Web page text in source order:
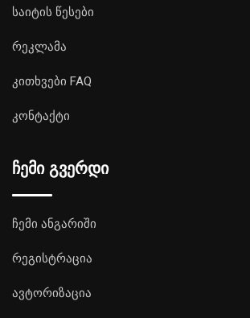
საიტის წესები
რეკლამა
კითხვები FAQ
კონტაქტი
ჩემი გვერდი
ჩემი ანგარიში
რეგისტრაცია
ავტორიზაცია